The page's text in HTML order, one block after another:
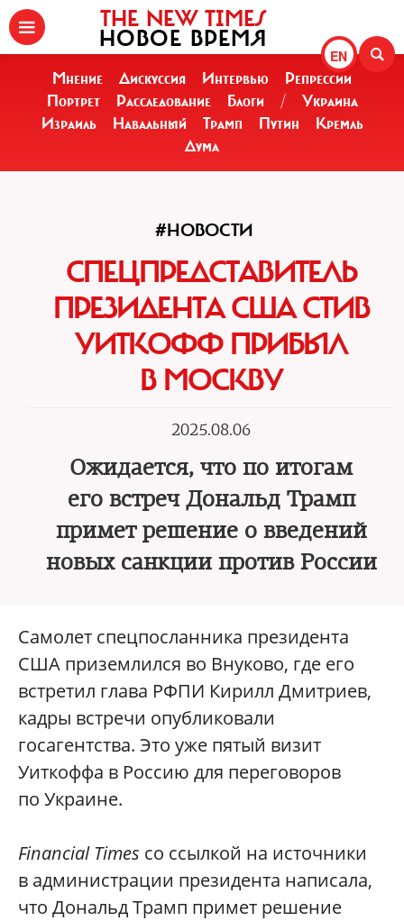
EN
THE NEW TIMES
НОВОЕ ВРЕМЯ
Мнение Дискуссия Интервью
Репрессии
Портрет
Расследование Блоги /
Украина
Израиль
Навальный Трамп Путин
Кремль
Дума
#НОВОСТИ
СПЕЦПРЕДСТАВИТЕЛЬ
ПРЕЗИДЕНТА США СТИВ
УИТКОФФ ПРИБЫЛ
В МОСКВУ
2025.08.06
Ожидается, что по итогам
его встреч Дональд Трамп
примет решение о введений
новых санкции против России
Самолет спецпосланника президента
США приземлился во Внуково, где его
встретил глава РФПИ Кирилл Дмитриев,
кадры встречи опубликовали
госагентства. Это уже пятый визит
Уиткоффа в Россию для переговоров
по Украине.
Financial Times со ссылкой на источники
в администрации президента написала,
что Дональд Трамп примет решение